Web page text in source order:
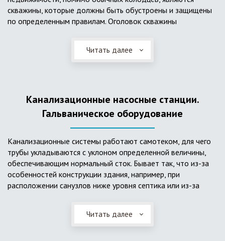
скважины, которые должны быть обустроены и защищены
по определенным правилам. Оголовок скважины
и автоматикой. Все это оборудование способно
подвергаться загрязнению атмосферными и
его работу в нормальном режиме. Лучшим способом
защиты оборудования является устройство герметичной
камеры или кессона, который не только защищает оголовок
скважины от негативных воздействий, но и обеспечивает
удобные условия для обслуживания в любой период года.
Кессон может быть выполнен из обычных железобетонных
колец, но только при отсутствии высокого уровня
подземных вод, так как в этом случае затруднительно
обеспечить требуемую герметичность. Если имеется
достаточную герметичность, недорогие, легко
Читать далее
Канализационные насосные станции.
Гальваническое оборудование
Канализационные системы работают самотеком, для чего
трубы укладываются с уклоном определенной величины,
обеспечивающим нормальный сток. Бывает так, что из-за
особенностей конструкции здания, например, при
расположении санузлов ниже уровня септика или из-за
Единственное решение в таком случае – это
использование КНС – канализационной насосной станции.
Читать далее